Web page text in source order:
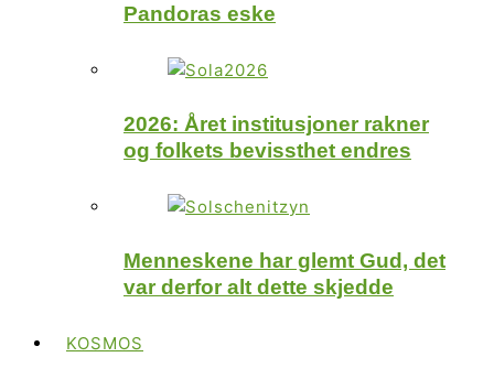
Pandoras eske
2026: Året institusjoner rakner
og folkets bevissthet endres
Menneskene har glemt Gud, det
var derfor alt dette skjedde
KOSMOS